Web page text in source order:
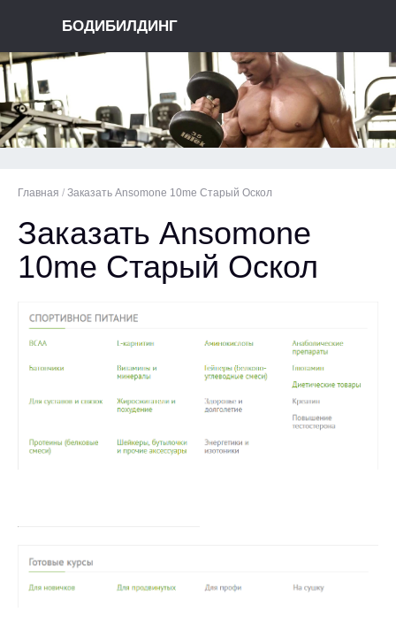
БОДИБИЛДИНГ
Главная / Заказать Ansomone 10me Старый Оскол
Заказать Ansomone
10me Старый Оскол